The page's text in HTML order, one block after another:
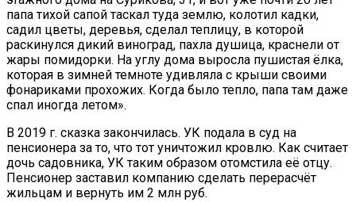
папа тихой сапой таскал туда землю, колотил кадки,
садил цветы, деревья, сделал теплицу, в которой
раскинулся дикий виноград, пахла душица, краснели от
жары помидорки. На углу дома выросла пушистая ёлка,
которая в зимней темноте удивляла с крыши своими
фонариками прохожих. Когда было тепло, папа там даже
спал иногда летом».
В 2019 г. сказка закончилась. УК подала в суд на
пенсионера за то, что тот уничтожил кровлю. Как считает
дочь садовника, УК таким образом отомстила её отцу.
Пенсионер заставил компанию сделать перерасчёт
жильцам и вернуть им 2 млн руб.